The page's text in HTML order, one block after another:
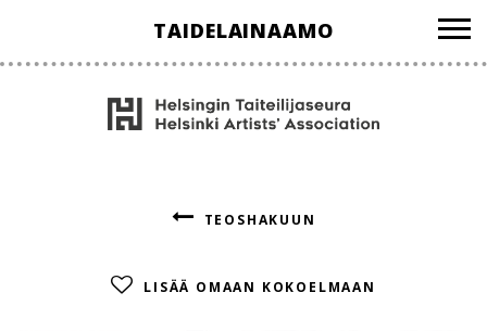
TAIDELAINAAMO
TEOSHAKUUN
LISÄÄ OMAAN KOKOELMAAN